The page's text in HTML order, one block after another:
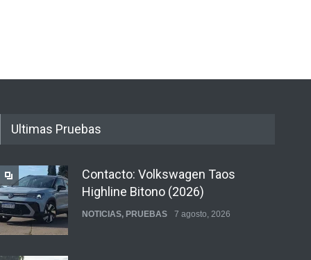
Ultimas Pruebas
Contacto: Volkswagen Taos
Highline Bitono (2026)
NOTICIAS, PRUEBAS 7 agosto, 2026